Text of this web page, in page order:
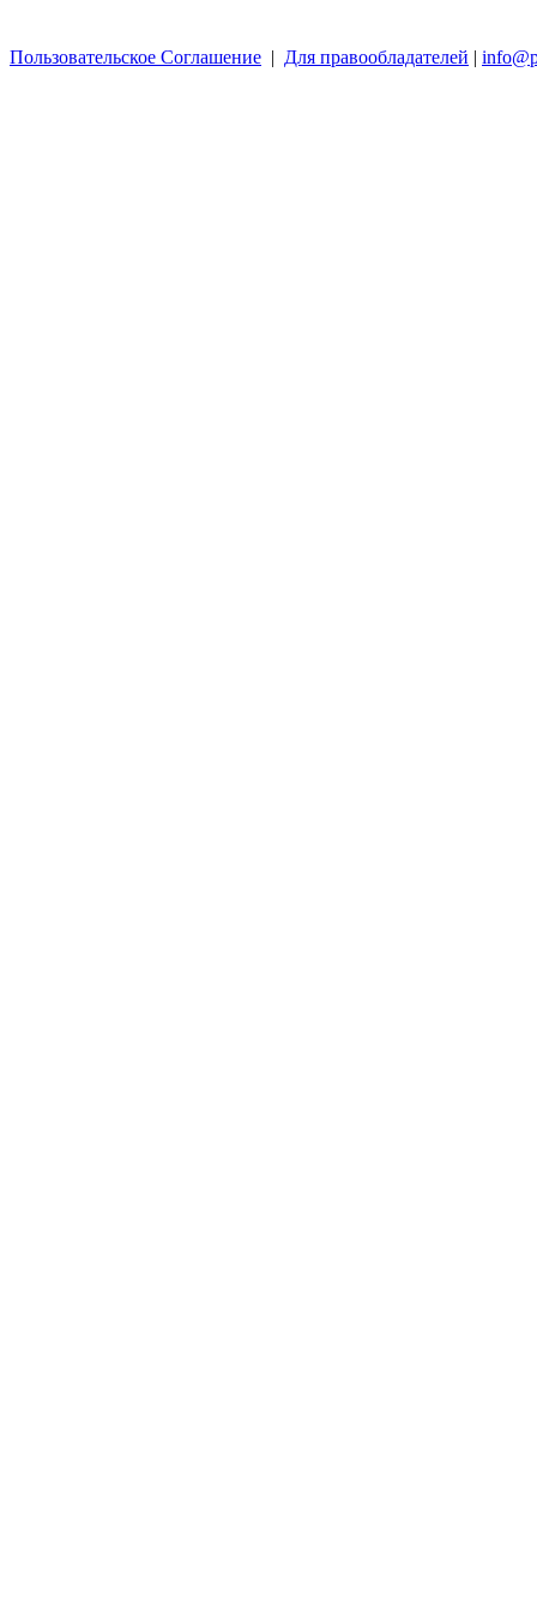
Пользовательское Соглашение | Для правообладателей |